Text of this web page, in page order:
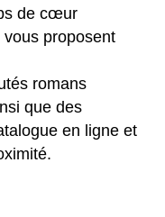
de cœur
proposent
romans
que des
en ligne et